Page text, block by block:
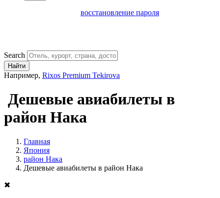
восстановление пароля
Search
Найти
Например, Rixos Premium Tekirova
Дешевые авиабилеты в
район Нака
Главная
Япония
район Нака
Дешевые авиабилеты в район Нака
✖